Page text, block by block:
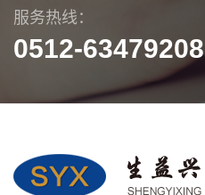
服务热线：
0512-63479208